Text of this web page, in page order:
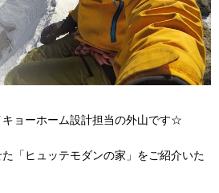
ョーホーム設計担当の外山です☆
「ヒュッテモダンの家」をご紹介いた